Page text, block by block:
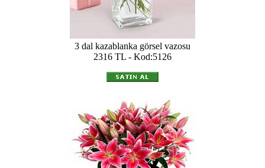
3 dal kazablanka görsel vazosu
2316 TL - Kod:5126